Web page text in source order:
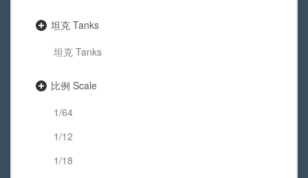
坦克 Tanks
坦克 Tanks
比例 Scale
1/64
1/12
1/18